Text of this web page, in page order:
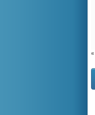
«